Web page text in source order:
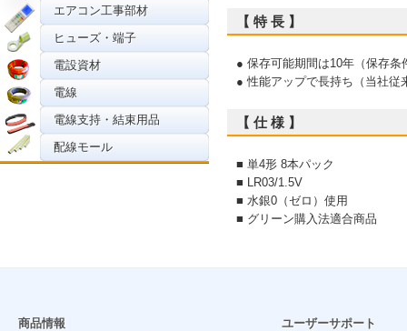
エアコン工事部材
ヒューズ・端子
電設資材
電線
電線支持・結束用品
配線モール
【 特 長 】
● 保存可能期間は10年（保存条
● 性能アップで長持ち（当社従
【 仕 様 】
■ 単4形 8本パック
■ LR03/1.5V
■ 水銀0（ゼロ）使用
■ グリーン購入法適合商品
商品情報 ユーザーサポート